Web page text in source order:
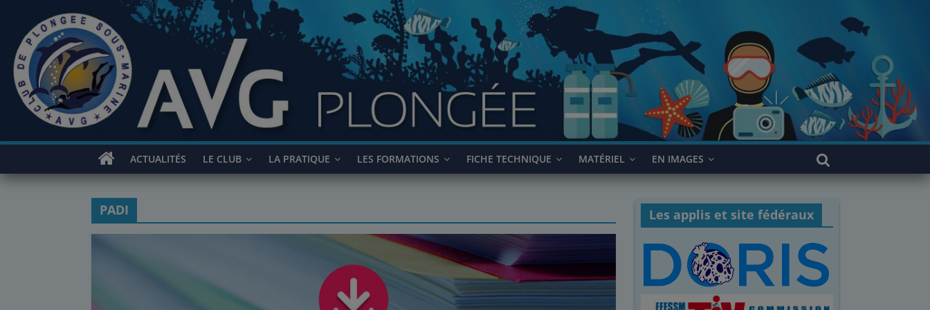
contenu
ACTUALITÉS LE CLUB LA PRATIQUE LES FORMATIONS FICHE TECHNIQUE MATÉRIEL EN IMAGES
PADI Les applis et site fédéraux